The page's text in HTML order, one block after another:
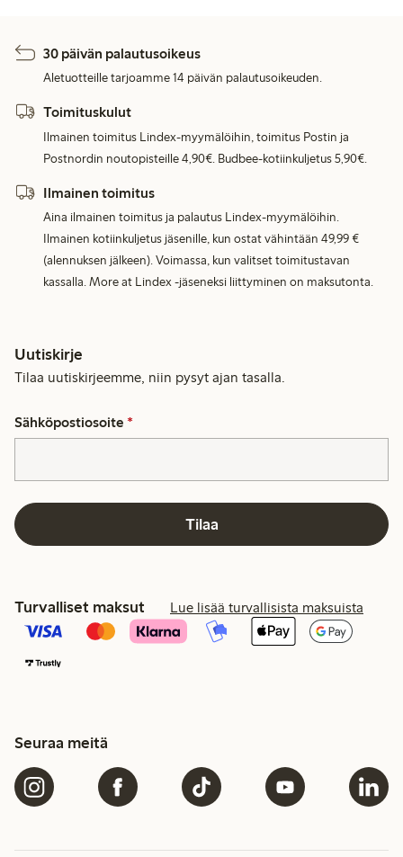
30 päivän palautusoikeus
Aletuotteille tarjoamme 14 päivän palautusoikeuden.
Toimituskulut
Ilmainen toimitus Lindex-myymälöihin, toimitus Postin ja
Postnordin noutopisteille 4,90€. Budbee-kotiinkuljetus 5,90€.
Ilmainen toimitus
Aina ilmainen toimitus ja palautus Lindex-myymälöihin.
Ilmainen kotiinkuljetus jäsenille, kun ostat vähintään 49,99 €
(alennuksen jälkeen). Voimassa, kun valitset toimitustavan
kassalla. More at Lindex -jäseneksi liittyminen on maksutonta.
Uutiskirje
Tilaa uutiskirjeemme, niin pysyt ajan tasalla.
Sähköpostiosoite *
Tilaa
Turvalliset maksut Lue lisää turvallisista maksuista
Seuraa meitä